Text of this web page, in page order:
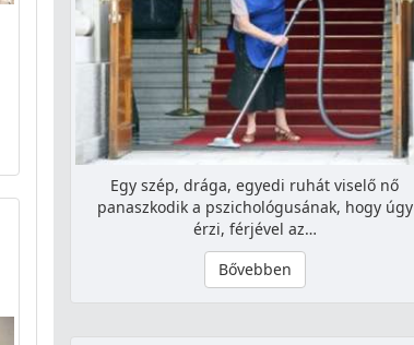
Egy szép, drága, egyedi ruhát viselő nő
panaszkodik a pszichológusának, hogy úgy
érzi, férjével az…
Bővebben